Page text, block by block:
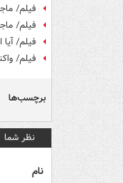
فیلم/
فیلم/
فیلم/
فیلم/
برچسب‌ها
نظر شما
نام